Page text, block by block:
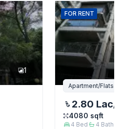
1
FOR RENT
Apartment/Flats
2.80 Lac/
4080 sqft
4 Bed 4 Bath